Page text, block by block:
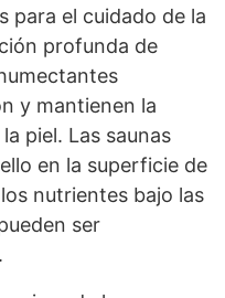
para el cuidado de la
profunda de
y mantienen la
piel. Las saunas
en la superficie de
nutrientes bajo las
ser